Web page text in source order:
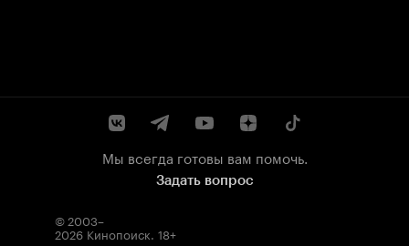
Мы всегда готовы вам помочь.
Задать вопрос
© 2003–
2026 Кинопоиск. 18+